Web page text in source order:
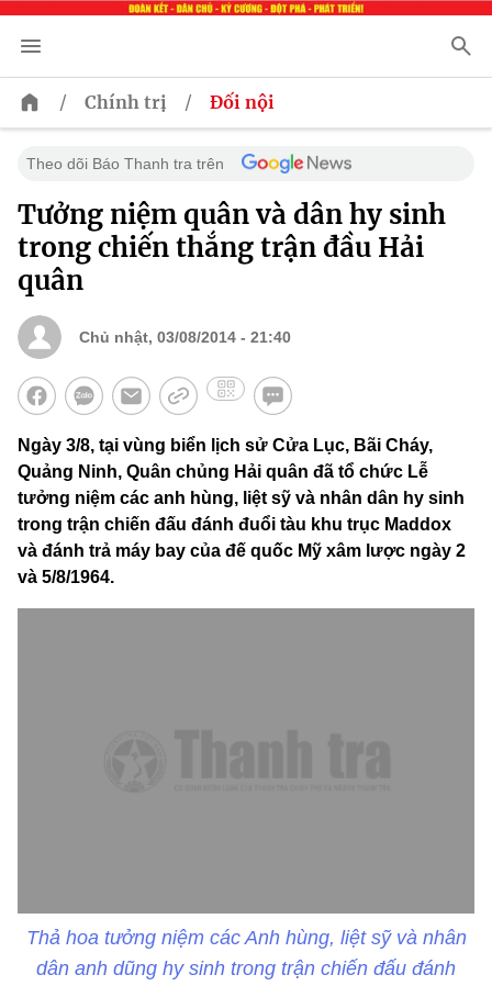
/ Chính trị / Đối nội
Theo dõi Báo Thanh tra trên
Tưởng niệm quân và dân hy sinh
trong chiến thắng trận đầu Hải
quân
Chủ nhật, 03/08/2014 - 21:40
Ngày 3/8, tại vùng biển lịch sử Cửa Lục, Bãi Cháy,
Quảng Ninh, Quân chủng Hải quân đã tổ chức Lễ
tưởng niệm các anh hùng, liệt sỹ và nhân dân hy sinh
trong trận chiến đấu đánh đuổi tàu khu trục Maddox
và đánh trả máy bay của đế quốc Mỹ xâm lược ngày 2
và 5/8/1964.
Thả hoa tưởng niệm các Anh hùng, liệt sỹ và nhân
dân anh dũng hy sinh trong trận chiến đấu đánh